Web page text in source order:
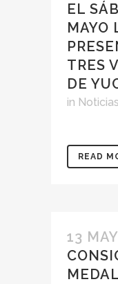
EL
MAYO
TRES
DE
in Noticias
READ
13 MAY